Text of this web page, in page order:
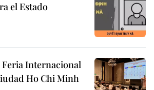
el Estado
Internacional
Ho Chi Minh